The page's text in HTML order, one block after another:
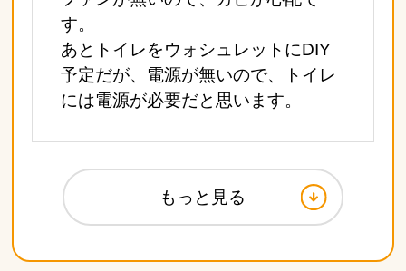
す。
あとトイレをウォシュレットにDIY
予定だが、電源が無いので、トイレ
には電源が必要だと思います。
もっと見る